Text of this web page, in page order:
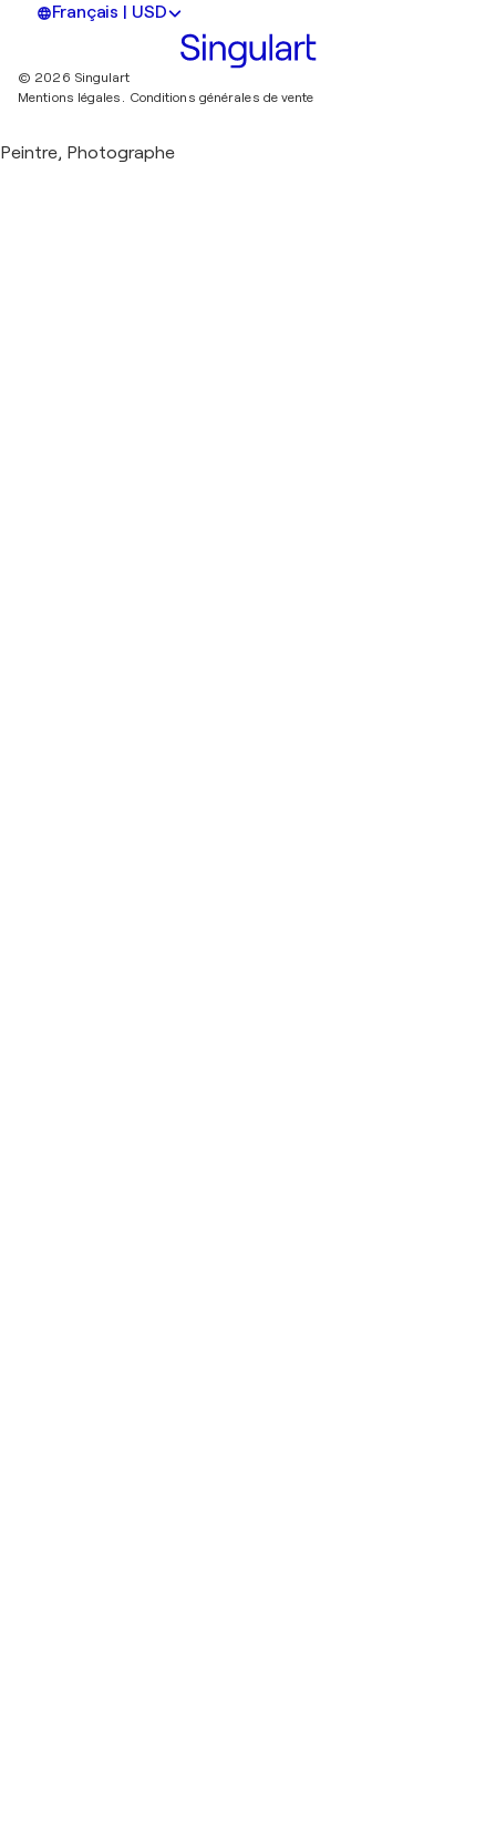
Français | USD
© 2026 Singulart
Mentions légales. Conditions générales de vente
Peintre, Photographe